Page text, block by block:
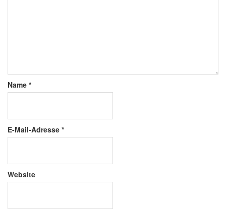
Name *
E-Mail-Adresse *
Website